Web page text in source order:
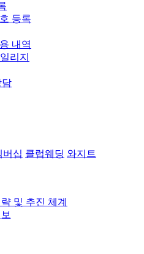
등록
내역
리지
담
버십 클럽웨딩 와지트
및 추진 체계